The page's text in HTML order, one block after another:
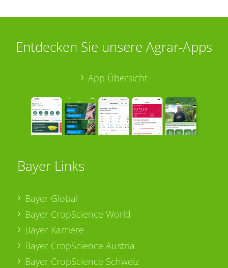
Entdecken Sie unsere Agrar-Apps
App Übersicht
Bayer Links
Bayer Global
Bayer CropScience World
Bayer Karriere
Bayer CropScience Austria
Bayer CropScience Schweiz